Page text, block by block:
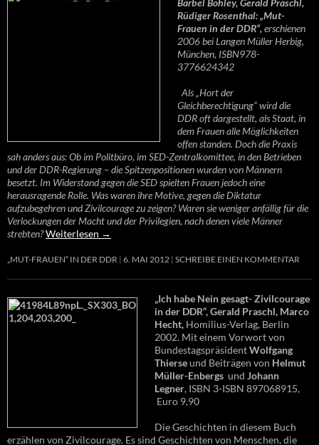
Bärbel Bohley, Gerald Praschl,
Rüdiger Rosenthal: „Mut-
Frauen in der DDR“,erschienen
2006 bei Langen Müller Herbig,
München, ISBN978-
3776624342
Als „Hort der
Gleichberechtigung“ wird die
DDR oft dargestellt, als Staat, in
dem Frauen alle Möglichkeiten
offen standen. Doch die Praxis
sah anders aus: Ob im Politbüro, im SED-Zentralkomittee, in den Betrieben
und der DDR-Regierung – die Spitzenpositionen wurden von Männern
besetzt. Im Widerstand gegen die SED spielten Frauen jedoch eine
herausragende Rolle. Was waren ihre Motive, gegen die Diktatur
aufzubegehren und Zivilcourage zu zeigen? Waren sie weniger anfällig für die
Verlockungen der Macht und der Privilegien, nach denen viele Männer
strebten?Weiterlesen →
„MUT-FRAUEN“ IN DER DDR 6. MAI 2012 SCHREIBE EINEN KOMMENTAR
„Ich habe Nein gesagt- Zivilcourage
in der DDR“, Gerald Praschl, Marco
Hecht, Homilius-Verlag, Berlin
2002. Mit einem Vorwort von
BundestagspräsidentWolfgang
Thierseund Beiträgen von Helmut
Müller-Enbergs und Johann
Legner, ISBN 3-ISBN 897068915,
Euro 9,90
Die Geschichten in diesem Buch
erzählen von Zivilcourage. Es sind Geschichten von Menschen, die